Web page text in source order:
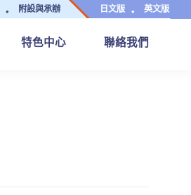
附設與承辦 日文版 英文版
特色中心 聯絡我們